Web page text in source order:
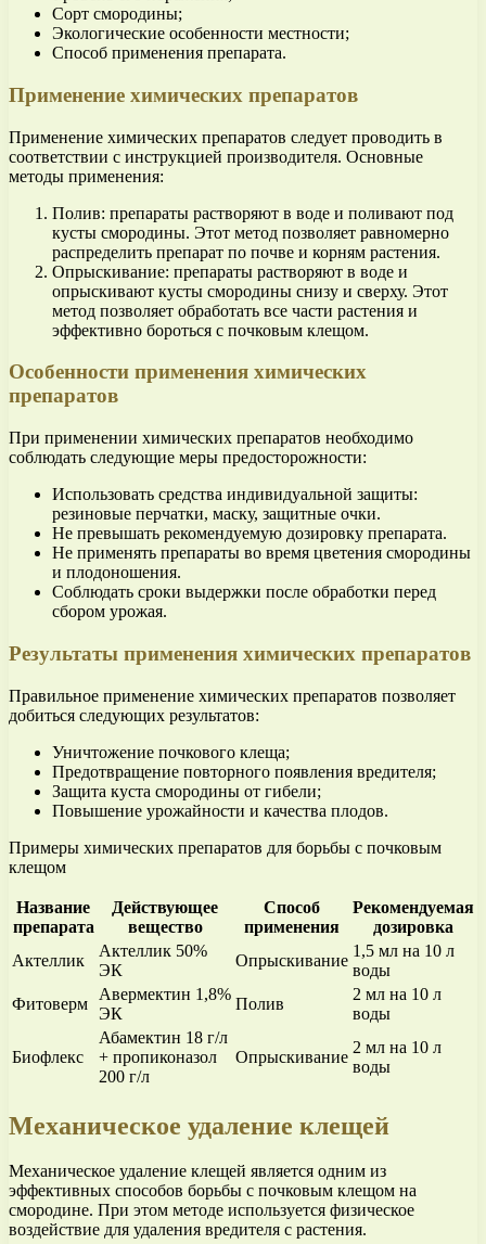
Сорт смородины;
Экологические особенности местности;
Способ применения препарата.
Применение химических препаратов
Применение химических препаратов следует проводить в
соответствии с инструкцией производителя. Основные
методы применения:
Полив: препараты растворяют в воде и поливают под
кусты смородины. Этот метод позволяет равномерно
распределить препарат по почве и корням растения.
Опрыскивание: препараты растворяют в воде и
опрыскивают кусты смородины снизу и сверху. Этот
метод позволяет обработать все части растения и
эффективно бороться с почковым клещом.
Особенности применения химических
препаратов
При применении химических препаратов необходимо
соблюдать следующие меры предосторожности:
Использовать средства индивидуальной защиты:
резиновые перчатки, маску, защитные очки.
Не превышать рекомендуемую дозировку препарата.
Не применять препараты во время цветения смородины
и плодоношения.
Соблюдать сроки выдержки после обработки перед
сбором урожая.
Результаты применения химических препаратов
Правильное применение химических препаратов позволяет
добиться следующих результатов:
Уничтожение почкового клеща;
Предотвращение повторного появления вредителя;
Защита куста смородины от гибели;
Повышение урожайности и качества плодов.
Примеры химических препаратов для борьбы с почковым
клещом
Название
препарата
Действующее
вещество
Способ
применения
Рекомендуемая
дозировка
Актеллик
Актеллик 50%
ЭК
Опрыскивание
1,5 мл на 10 л
воды
Фитоверм
Авермектин 1,8%
ЭК
Полив
2 мл на 10 л
воды
Биофлекс
Абамектин 18 г/л
+ пропиконазол
200 г/л
Опрыскивание
2 мл на 10 л
воды
Механическое удаление клещей
Механическое удаление клещей является одним из
эффективных способов борьбы с почковым клещом на
смородине. При этом методе используется физическое
воздействие для удаления вредителя с растения.